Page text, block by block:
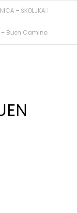
– Buen Camino
– ŠKOLJKA